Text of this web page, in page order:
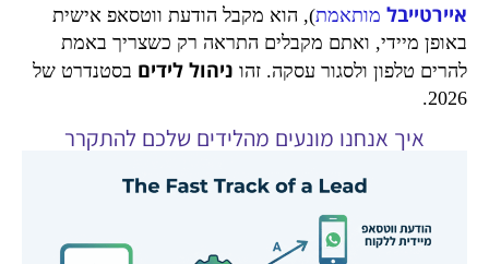
איירטייבל מותאמת), הוא מקבל הודעת ווטסאפ אישית
באופן מיידי, ואתם מקבלים התראה רק כשצריך באמת
להרים טלפון ולסגור עסקה. זהו ניהול לידים בסטנדרט של
2026.
איך אנחנו מונעים מהלידים שלכם להתקרר